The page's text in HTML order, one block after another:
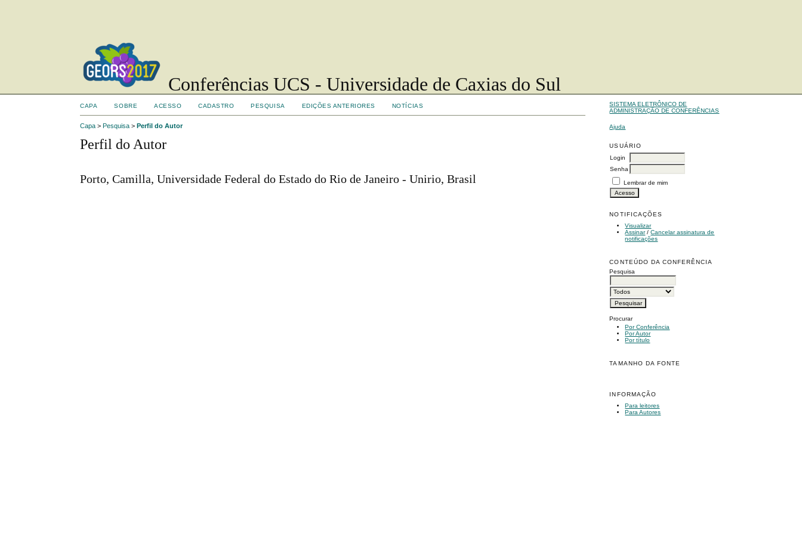
Conferências UCS - Universidade de Caxias do Sul
SISTEMA ELETRÔNICO DE
ADMINISTRAÇÃO DE CONFERÊNCIAS
Ajuda
USUÁRIO
Login
Senha
Lembrar de mim
NOTIFICAÇÕES
Visualizar
Assinar/Cancelar assinatura de
notificações
CONTEÚDO DA CONFERÊNCIA
Pesquisa
Procurar
Por Conferência
Por Autor
Por título
TAMANHO DA FONTE
INFORMAÇÃO
Para leitores
Para Autores
CAPA SOBRE ACESSO CADASTRO PESQUISA EDIÇÕES ANTERIORES NOTÍCIAS
Capa >Pesquisa >Perfil do Autor
Perfil do Autor
Porto, Camilla, Universidade Federal do Estado do Rio de Janeiro - Unirio, Brasil